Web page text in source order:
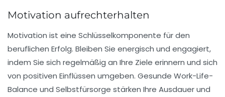
Motivation aufrechterhalten
Motivation ist eine Schlüsselkomponente für den
beruflichen Erfolg. Bleiben Sie energisch und engagiert,
indem Sie sich regelmäßig an Ihre Ziele erinnern und sich
von positiven Einflüssen umgeben. Gesunde Work-Life-
Balance und Selbstfürsorge stärken Ihre Ausdauer und